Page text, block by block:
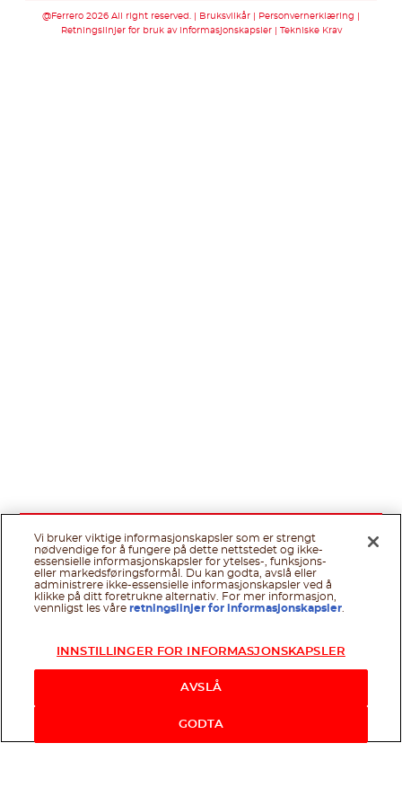
@Ferrero 2026 All right reserved. Bruksvilkår
Personvernerklæring
Retningslinjer for bruk av informasjonskapsler
Tekniske Krav
Vi bruker viktige informasjonskapsler som er strengt
nødvendige for å fungere på dette nettstedet og ikke-
essensielle informasjonskapsler for ytelses-, funksjons-
eller markedsføringsformål. Du kan godta, avslå eller
administrere ikke-essensielle informasjonskapsler ved å
klikke på ditt foretrukne alternativ. For mer informasjon,
vennligst les våreretningslinjer for informasjonskapsler
INNSTILLINGER FOR INFORMASJONSKAPSLER
AVSLÅ
GODTA